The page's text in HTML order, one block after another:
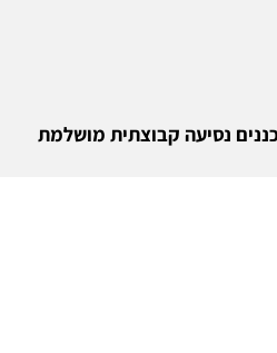
2026: כך מתכננים נסיעה קבוצתית מושלמת